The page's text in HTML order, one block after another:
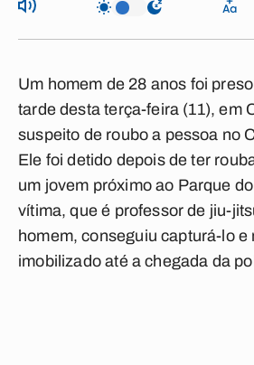
Um homem de 28 anos foi
tarde desta terça-feira (11), em
suspeito de roubo a pessoa no
Ele foi detido depois de ter
um jovem próximo ao Parque
vítima, que é professor de jiu-
homem, conseguiu capturá-lo e
imobilizado até a chegada da